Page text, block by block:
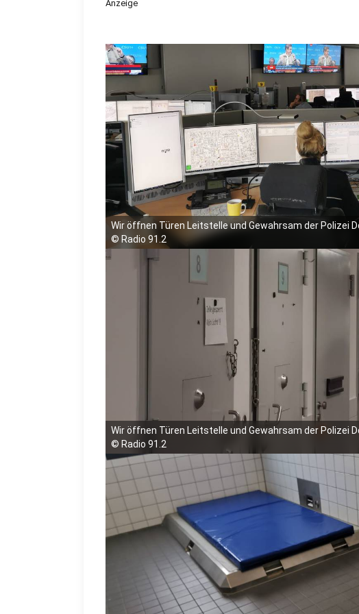
Anzeige
Wir öffnen Türen Leitstelle und Gewahrsam der Polizei
© Radio 91.2
Wir öffnen Türen Leitstelle und Gewahrsam der Polizei
© Radio 91.2